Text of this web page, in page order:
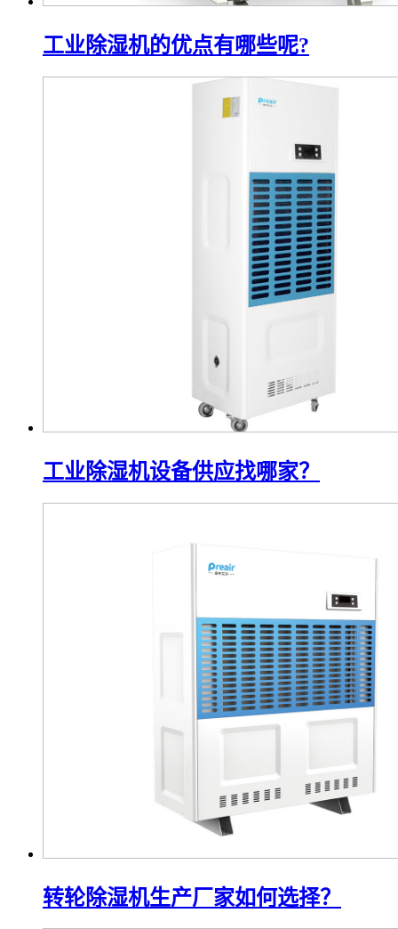
工业除湿机的优点有哪些呢?
工业除湿机设备供应找哪家？
转轮除湿机生产厂家如何选择？